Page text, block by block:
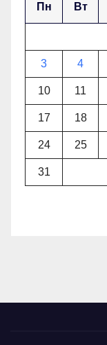
Пн Вт
3 4
10 11
17 18
24 25
31